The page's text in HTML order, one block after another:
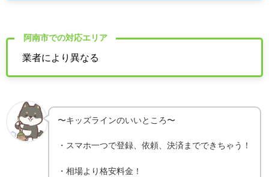
阿南市での対応エリア
業者により異なる
〜キッズラインのいいところ〜
・スマホ一つで登録、依頼、決済までできちゃう！
・相場より格安料金！